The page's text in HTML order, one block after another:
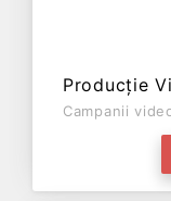
Producție
Campanii